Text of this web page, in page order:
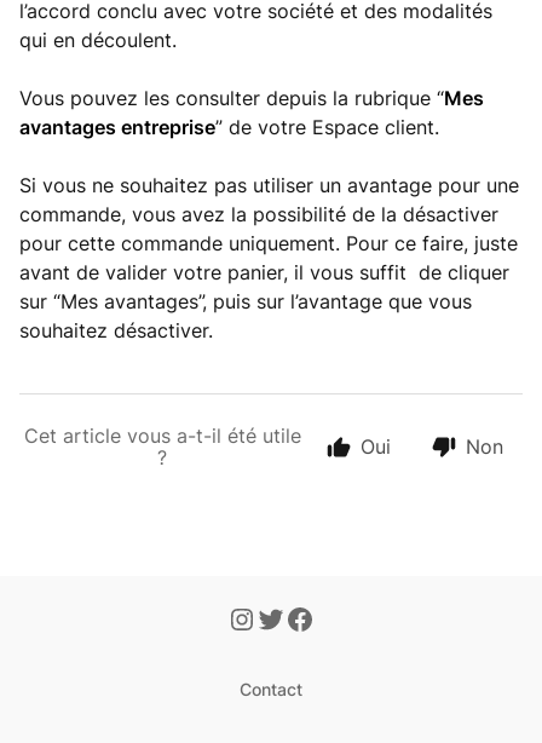
l’accord conclu avec votre société et des modalités
qui en découlent.
Vous pouvez les consulter depuis la rubrique “Mes
avantages entreprise” de votre Espace client.
Si vous ne souhaitez pas utiliser un avantage pour une
commande, vous avez la possibilité de la désactiver
pour cette commande uniquement. Pour ce faire, juste
avant de valider votre panier, il vous suffit de cliquer
sur “Mes avantages”, puis sur l’avantage que vous
souhaitez désactiver.
Cet article vous a-t-il été utile
?
Oui Non
Contact